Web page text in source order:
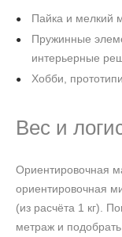
Пайка и мелкий
Пружинные
интерьерные
Хобби,
Вес и
Ориентировочная
ориентировочная
(из расчёта 1 кг).
метраж и